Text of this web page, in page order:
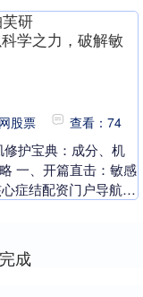
研
科学之力，破解敏
股票 查看：74
护宝典：成分、机
一、开篇直击：敏感
症结配资门户导航
成